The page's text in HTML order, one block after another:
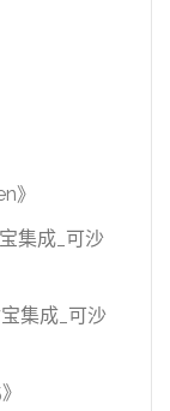
》
集成_可沙
集成_可沙
》